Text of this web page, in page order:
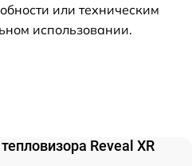
или техническим
использовании.
Reveal XR